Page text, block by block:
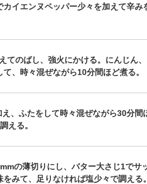
イエンヌペッパー少々を加えて辛み
てのばし、強火にかける。にんじん
、時々混ぜながら10分間ほど煮る。
え、ふたをして時々混ぜながら30分間
える。
の薄切りにし、バター大さじ1でサ
みて、足りなければ塩少々で調える。